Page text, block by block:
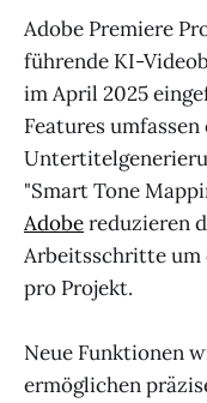
Adobe Premiere
führende KI-
im April 2025
Features
"Smart Tone
Adobereduzieren
Arbeitsschritte um
pro Projekt.
Neue Funktionen
ermöglichen